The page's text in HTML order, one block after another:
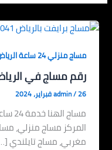
مساج منزلي 24 ساعة الرياض
رقم مساج في
admin/26 فبراير، 2024
المركز مساج منزلي،
مغربي، مساج تايلندي